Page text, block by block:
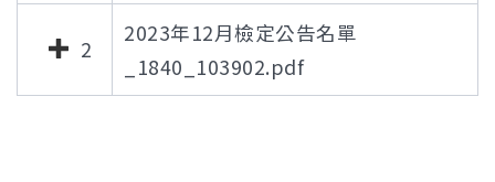
2
2023年12月檢定公告名單
_1840_103902.pdf